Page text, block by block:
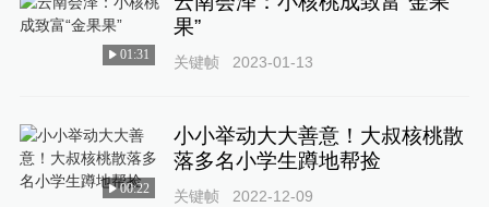
01:31
果”
关键帧 2023-01-13
00:22
小小举动大大善意！大叔核桃散
落多名小学生蹲地帮捡
关键帧 2022-12-09